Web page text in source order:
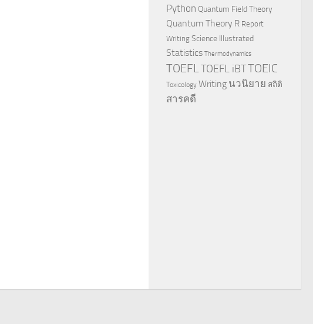
Python Quantum Field Theory
Quantum Theory R Report
Writing Science Illustrated
Statistics Thermodynamics
TOEFL TOEFL iBTTOEIC
Toxicology Writing นวนิยาย สถิติ
สารคดี